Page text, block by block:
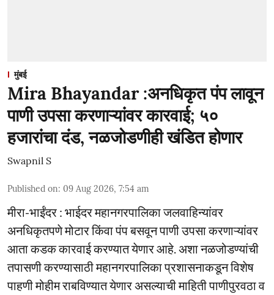
मुंबई
Mira Bhayandar :अनधिकृत पंप लावून
पाणी उपसा करणाऱ्यांवर कारवाई; ५०
हजारांचा दंड, नळजोडणीही खंडित होणार
Swapnil S
Published on: 09 Aug 2026, 7:54 am
मीरा-भाईंदर : भाईदर महानगरपालिका जलवाहिन्यांवर
अनधिकृतपणे मोटार किंवा पंप बसवून पाणी उपसा करणाऱ्यांवर
आता कडक कारवाई करण्यात येणार आहे. अशा नळजोडण्यांची
तपासणी करण्यासाठी महानगरपालिका प्रशासनाकडून विशेष
पाहणी मोहीम राबविण्यात येणार असल्याची माहिती पाणीपुरवठा व